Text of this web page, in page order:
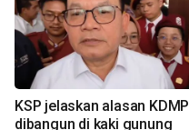
KSP jelaskan alasan KDMP
dibangun di kaki gunung